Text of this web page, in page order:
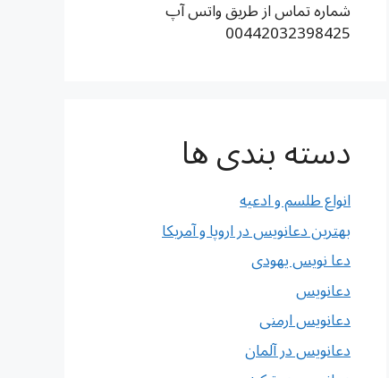
شماره تماس از طریق واتس آپ
00442032398425
دسته بندی ها
انواع طلسم و ادعیه
بهترین دعانویس در اروپا و آمریکا
دعا نویس یهودی
دعانویس
دعانویس ارمنی
دعانویس در آلمان